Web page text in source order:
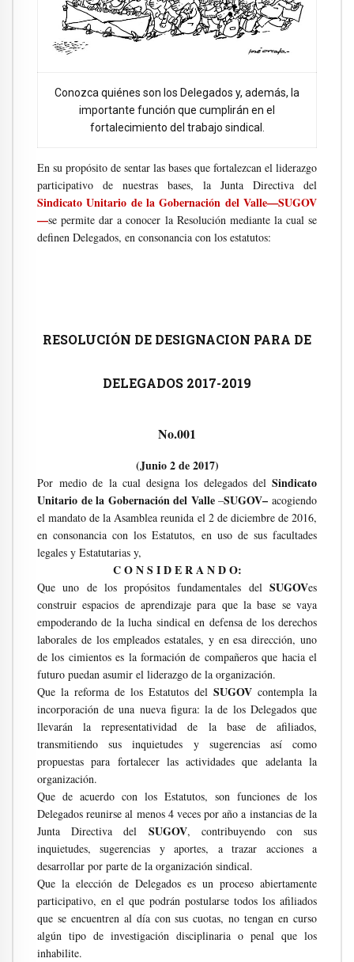
Conozca quiénes son los Delegados y, además, la
importante función que cumplirán en el
fortalecimiento del trabajo sindical.
En su propósito de sentar las bases que fortalezcan el liderazgo
participativo de nuestras bases, la Junta Directiva del
Sindicato Unitario de la Gobernación del Valle—SUGOV
—se permite dar a conocer la Resolución mediante la cual se
definen Delegados, en consonancia con los estatutos:
RESOLUCIÓN DE DESIGNACION PARA DE
DELEGADOS 2017-2019
No.001
(Junio 2 de 2017)
Por medio de la cual designa los delegados del Sindicato
Unitario de la Gobernación del Valle–SUGOV–acogiendo
el mandato de la Asamblea reunida el 2 de diciembre de 2016,
en consonancia con los Estatutos, en uso de sus facultades
legales y Estatutarias y,
C O N S I D E R A N D O:
Que uno de los propósitos fundamentales del SUGOVes
construir espacios de aprendizaje para que la base se vaya
empoderando de la lucha sindical en defensa de los derechos
laborales de los empleados estatales, y en esa dirección, uno
de los cimientos es la formación de compañeros que hacia el
futuro puedan asumir el liderazgo de la organización.
Que la reforma de los Estatutos del SUGOV contempla la
incorporación de una nueva figura: la de los Delegados que
llevarán la representatividad de la base de afiliados,
transmitiendo sus inquietudes y sugerencias así como
propuestas para fortalecer las actividades que adelanta la
organización.
Que de acuerdo con los Estatutos, son funciones de los
Delegados reunirse al menos 4 veces por año a instancias de la
Junta Directiva del SUGOV, contribuyendo con sus
inquietudes, sugerencias y aportes, a trazar acciones a
desarrollar por parte de la organización sindical.
Que la elección de Delegados es un proceso abiertamente
participativo, en el que podrán postularse todos los afiliados
que se encuentren al día con sus cuotas, no tengan en curso
algún tipo de investigación disciplinaria o penal que los
inhabilite.